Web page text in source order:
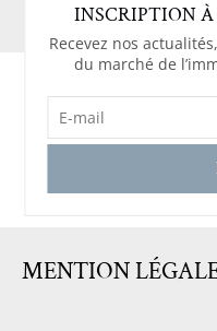
INSCRIPTION
Recevez nos
du marché de
E-
MAIL
MENTION